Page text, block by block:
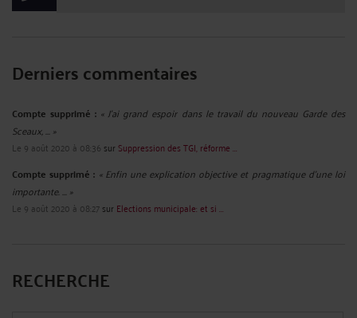
Derniers commentaires
Compte supprimé : « J'ai grand espoir dans le travail du nouveau Garde des
Sceaux, ... »
Le 9 août 2020 à 08:36 sur Suppression des TGI, réforme ...
Compte supprimé : « Enfin une explication objective et pragmatique d'une loi
importante. ... »
Le 9 août 2020 à 08:27sur Elections municipale: et si ...
RECHERCHE